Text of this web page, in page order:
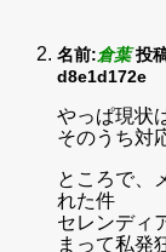
名前:倉葉 投
d8e1d172e
やっぱ現状
そのうち対
ところで、
れた件
セレンディ
まって私発